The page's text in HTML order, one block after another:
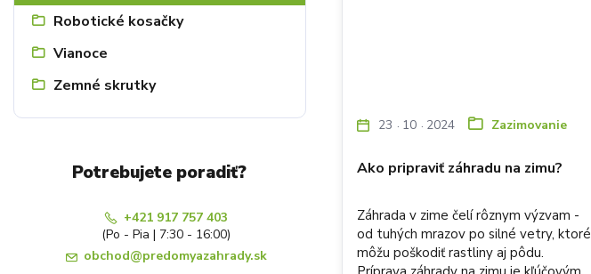
Robotické kosačky
Vianoce
Zemné skrutky
Potrebujete poradiť?
+421 917 757 403
(Po - Pia | 7:30 - 16:00)
obchod@predomyazahrady.sk
Ako pripraviť záhradu na zimu?
23 10 2024 Zazimovanie
Záhrada v zime čelí rôznym výzvam -
od tuhých mrazov po silné vetry, ktoré
môžu poškodiť rastliny aj pôdu.